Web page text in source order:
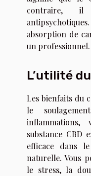
contraire,
absorption de
un professionnel.
L’utilité
Les bienfaits du
le
inflammations,
substance CBD
efficace dans
naturelle. Vous
le stress, la